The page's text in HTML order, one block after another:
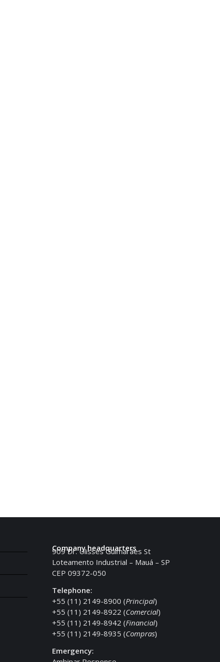
Company headquarters
909 Dr. Ulisses Guimarães St
Loteamento Industrial – Mauá – SP
CEP 09372-050
Telephone:
+55 (11) 2149-8900 (Principal)
+55 (11) 2149-8922 (Comercial)
+55 (11) 2149-8942 (Financial)
+55 (11) 2149-8935 (Compras)
Emergency: